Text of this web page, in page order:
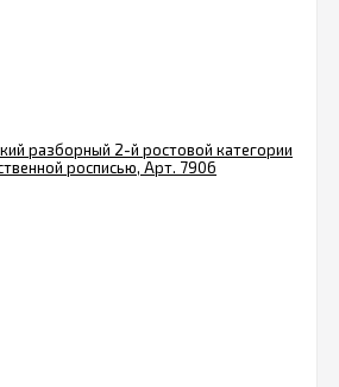
разборный 2-й ростовой категории
росписью, Арт. 7906